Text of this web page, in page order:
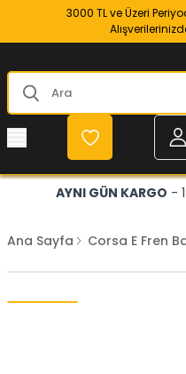
3000 TL ve Üzeri
AYNI GÜN KARGO -
Ana Sayfa Corsa E Fren